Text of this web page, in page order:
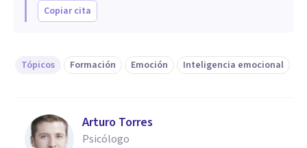
Copiar cita
Tópicos Formación Emoción Inteligencia emocional
Arturo Torres
Psicólogo